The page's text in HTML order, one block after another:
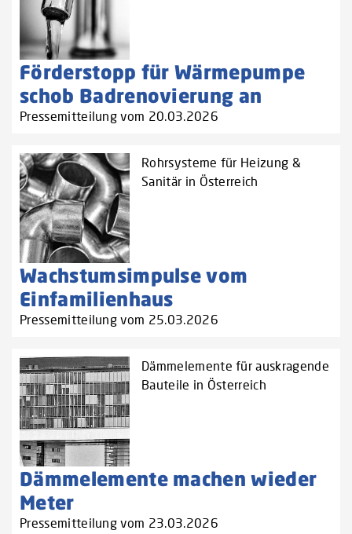
Förderstopp für Wärmepumpe
schob Badrenovierung an
Pressemitteilung vom 20.03.2026
Rohrsysteme für Heizung &
Sanitär in Österreich
Wachstumsimpulse vom
Einfamilienhaus
Pressemitteilung vom 25.03.2026
Dämmelemente für auskragende
Bauteile in Österreich
Dämmelemente machen wieder
Meter
Pressemitteilung vom 23.03.2026